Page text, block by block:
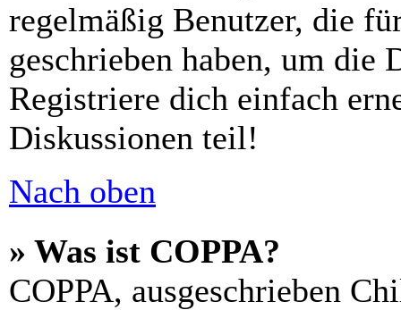
regelmäßig Benutzer, die
geschrieben haben, um die
Registriere dich einfach
Diskussionen teil!
Nach oben
» Was ist COPPA?
COPPA, ausgeschrieben